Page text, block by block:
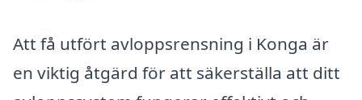
Att få utfört avloppsrensning i Konga är
en viktig åtgärd för att säkerställa att ditt